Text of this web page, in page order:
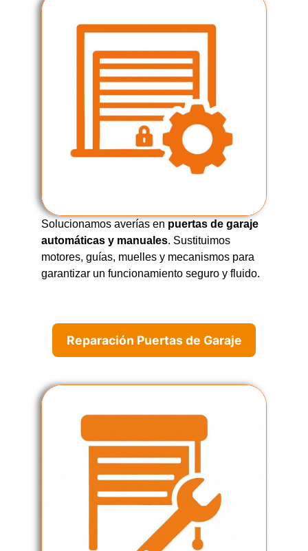
Solucionamos averías en puertas de garaje
automáticas y manuales. Sustituimos
motores, guías, muelles y mecanismos para
garantizar un funcionamiento seguro y fluido.
Reparación Puertas de Garaje